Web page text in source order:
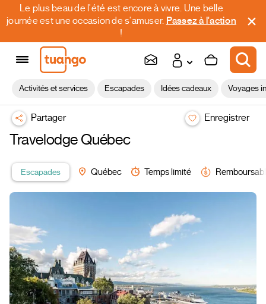
Le plus beau de l'été est encore à vivre. Une belle
journée est une occasion de s'amuser. Passez à l'action
!
Activités et services Escapades Idées cadeaux Voyages
Partager Enregistrer
Travelodge Québec
Escapades Québec Temps limité